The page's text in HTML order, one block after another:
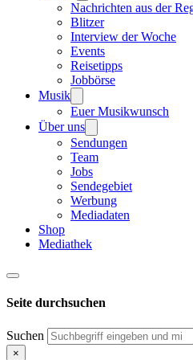
Nachrichten aus der
Blitzer
Interview der Woche
Events
Reisetipps
Jobbörse
Musik
Euer Musikwunsch
Über uns
Sendungen
Team
Jobs
Sendegebiet
Werbung
Mediadaten
Shop
Mediathek
Seite durchsuchen
Suchen
×